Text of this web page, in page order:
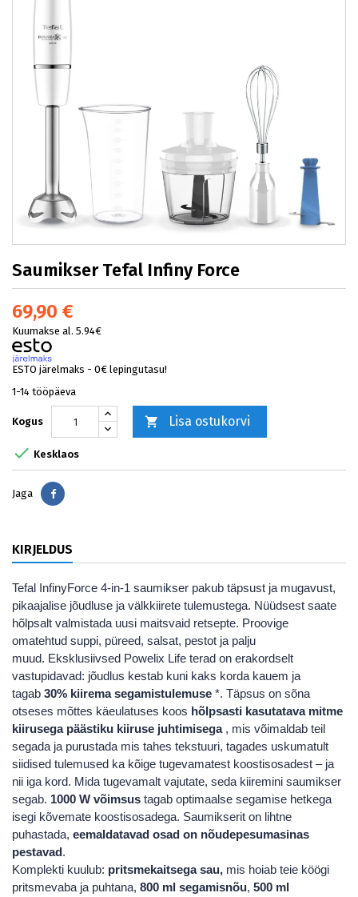
Saumikser Tefal Infiny Force
69,90 €
Kuumakse al. 5.94€
ESTO järelmaks - 0€ lepingutasu!
1-14 tööpäeva
Kogus  Lisa ostukorvi
 Kesklaos
Jaga Jaga
KIRJELDUS
Tefal InfinyForce 4-in-1 saumikser pakub täpsust ja mugavust,
pikaajalise jõudluse ja välkkiirete tulemustega. Nüüdsest saate
hõlpsalt valmistada uusi maitsvaid retsepte. Proovige
omatehtud suppi, püreed, salsat, pestot ja palju
muud. Eksklusiivsed Powelix Life terad on erakordselt
vastupidavad: jõudlus kestab kuni kaks korda kauem ja
tagab 30% kiirema segamistulemuse *. Täpsus on sõna
otseses mõttes käeulatuses koos hõlpsasti kasutatava mitme
kiirusega päästiku kiiruse juhtimisega, mis võimaldab teil
segada ja purustada mis tahes tekstuuri, tagades uskumatult
siidised tulemused ka kõige tugevamatest koostisosadest – ja
nii iga kord. Mida tugevamalt vajutate, seda kiiremini saumikser
segab. 1000 W võimsus tagab optimaalse segamise hetkega
isegi kõvemate koostisosadega. Saumikserit on lihtne
puhastada, eemaldatavad osad on nõudepesumasinas
pestavad.
Komplekti kuulub: pritsmekaitsega sau, mis hoiab teie köögi
pritsmevaba ja puhtana, 800 ml segamisnõu, 500 ml